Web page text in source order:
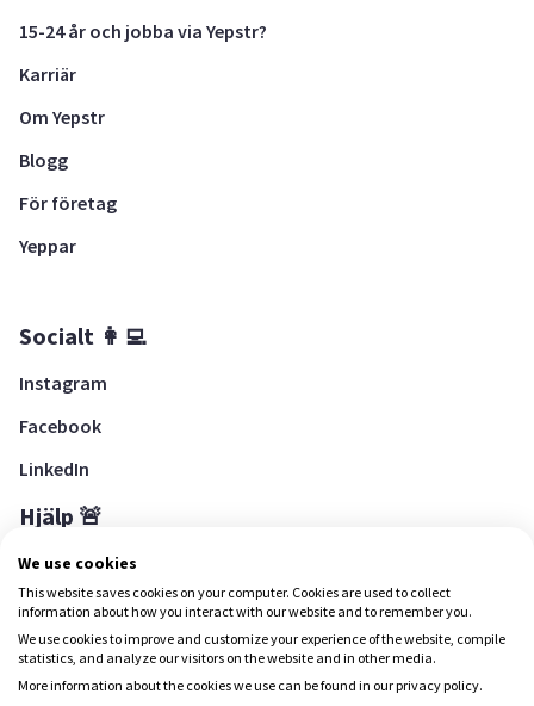
15-24 år och jobba via Yepstr?
Karriär
Om Yepstr
Blogg
För företag
Yeppar
Socialt 👩‍💻
Instagram
Facebook
LinkedIn
Hjälp 🚨
Hjälpcenter
Ladda ned Yepstr
We use cookies
This website saves cookies on your computer. Cookies are used to collect
information about how you interact with our website and to remember you.
We use cookies to improve and customize your experience of the website, compile
statistics, and analyze our visitors on the website and in other media.
More information about the cookies we use can be found in our privacy policy.